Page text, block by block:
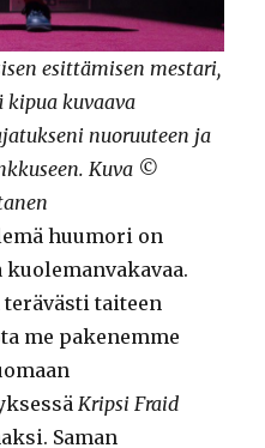
esittämisen mestari,
kipua kuvaava
nuoruuteen ja
Kuva ©
huumori on
taiteen
me pakenemme
Kripsi Fraid
Saman